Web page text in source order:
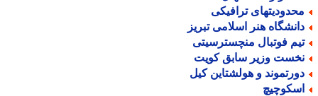
ترافیکی
هنر اسلامی تبریز
فوتبال منچسترسیتی
وزیر سابق کویت
و هولشتاین کیل